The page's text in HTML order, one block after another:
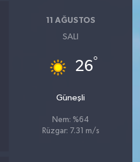
11 AĞUSTOS
SALI
26°
Güneşli
Nem: %64
Rüzgar: 7.31 m/s